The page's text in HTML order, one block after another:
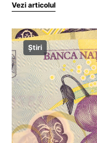
Vezi articolul
Știri